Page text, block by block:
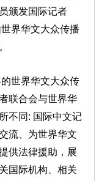
颁发国际记者
界华文大众传播
世界华文大众传
联合会与世界华
不同: 国际中文记
流、为世界华文
供法律援助，展
国际机构、相关